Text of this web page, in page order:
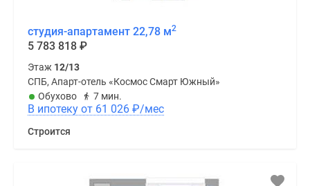
студия-апартамент 22,78 м2
5 783 818 ₽
Этаж 12/13
СПБ, Апарт-отель «Космос Смарт Южный»
Обухово
7 мин.
В ипотеку от 61 026 ₽/мес
Строится